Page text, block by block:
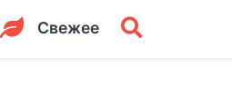
Свежее